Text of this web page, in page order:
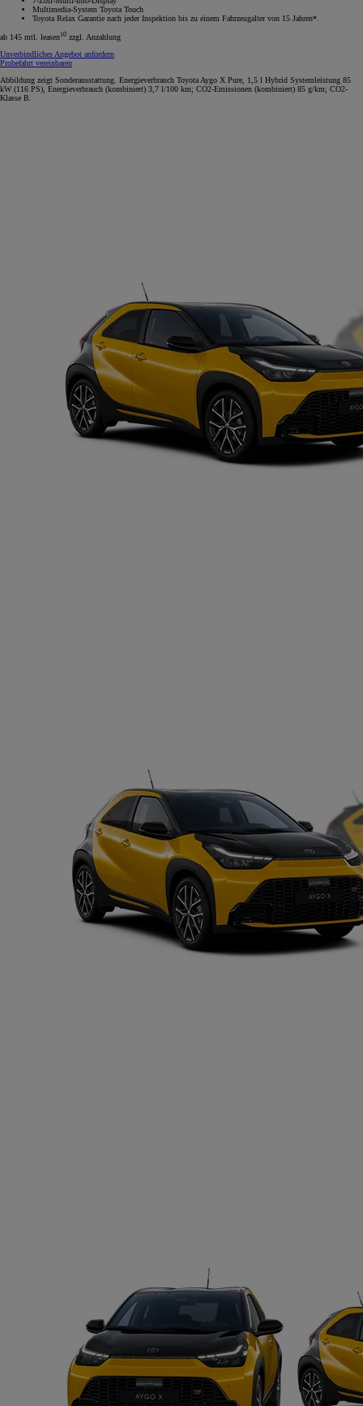
Multimedia-System Toyota Touch
Toyota Relax Garantie nach jeder Inspektion bis zu einem Fahrzeugalter von 15 Jahren*.
ab 145 mtl. leasen10 zzgl. Anzahlung
Unverbindliches Angebot anfordern
Probefahrt vereinbaren
Abbildung zeigt Sonderausstattung. Energieverbrauch Toyota Aygo X Pure, 1,5 l Hybrid Systemleistung 85
kW (116 PS), Energieverbrauch (kombiniert) 3,7 l/100 km; CO2-Emissionen (kombiniert) 85 g/km; CO2-
Klasse B.